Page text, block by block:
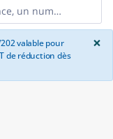
valable pour
de réduction dès
×